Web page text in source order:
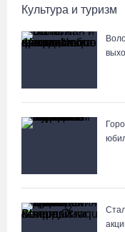
06.08.26 / 11:39
В поселке Щепье
06.08.26 / 11:20
Культура и туризм